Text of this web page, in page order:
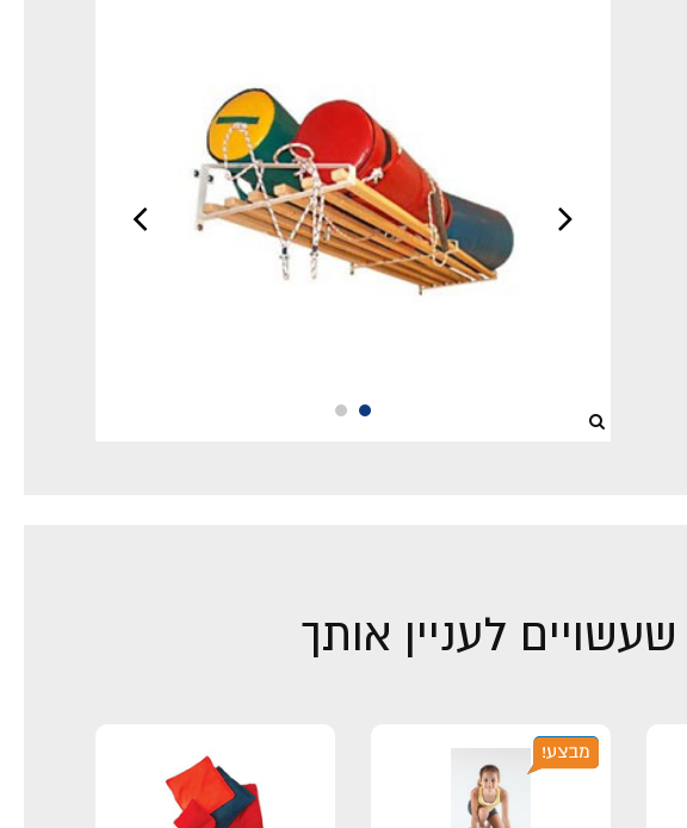
לעניין אותך